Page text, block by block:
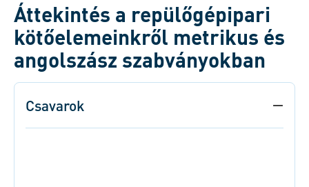
Áttekintés a repülőgépipari
kötőelemeinkről metrikus és
angolszász szabványokban
Csavarok